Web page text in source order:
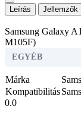
Leírás Jellemzők
Samsung Galaxy
M105F)
EGYÉB
Márka
Kompatibilitás
0.0